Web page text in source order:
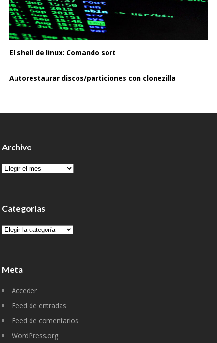
El shell de linux: Comando sort
Autorestaurar discos/particiones con clonezilla
Archivo
Archivo
Categorías
Categorías
Meta
Acceder
Feed de entradas
Feed de comentarios
WordPress.org